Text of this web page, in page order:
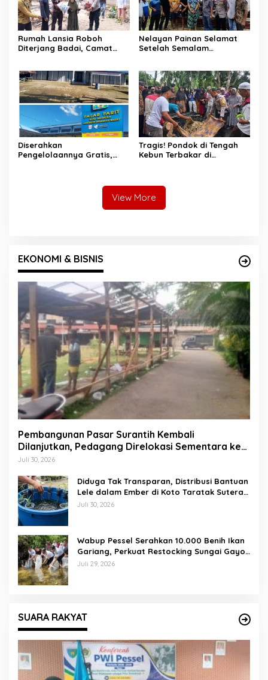
Rumah Lansia Roboh
Diterjang Badai, Camat
Nelayan Painan Selamat
Setelah Semalam
Selatan
Diserahkan
Pengelolaannya Gratis,
Tragis! Pondok di Tengah
Kebun Terbakar di
View More
EKONOMI & BISNIS
Pembangunan Pasar Surantih Kembali
Dilanjutkan, Pedagang Direlokasi Sementara ke
Lapangan Gadih Basanai
Juli 30, 2026
Diduga Tak Transparan, Distribusi Bantuan
Lele dalam Ember di Koto Taratak Sutera
Tuai Sorotan Warga
Juli 30, 2026
Wabup Pessel Serahkan 10.000 Benih Ikan
Gariang, Perkuat Restocking Sungai Gayo
demi Kelestarian Perairan
Juli 29, 2026
SUARA RAKYAT